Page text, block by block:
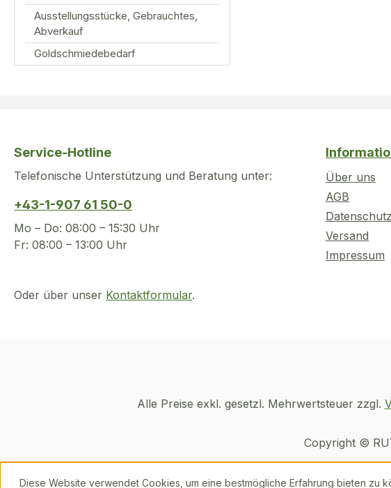
Ausstellungsstücke, Gebrauchtes,
Abverkauf
Goldschmiedebedarf
Service-Hotline
Telefonische Unterstützung und Beratung unter:
+43-1-907 61 50-0
Mo – Do: 08:00 – 15:30 Uhr
Fr: 08:00 – 13:00 Uhr
Oder über unser Kontaktformular.
Über uns
AGB
Versand
Impressum
Alle Preise exkl. gesetzl. Mehrwertsteuer zzgl.
Copyright ©
Diese Website verwendet Cookies, um eine bestmögliche Erfahrung bieten zu